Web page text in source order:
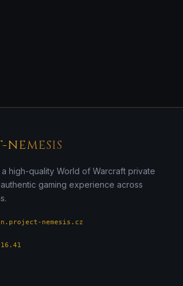
NEMESIS
high-quality World of Warcraft private
gaming experience across
nemesis.cz